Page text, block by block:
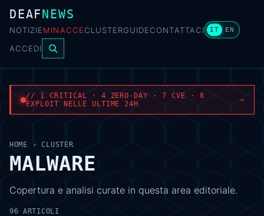
DEAFNEWS
NOTIZIEMINACCECLUSTERGUIDECONTATTACI IT EN
ACCEDI
// 1 CRITICAL · 4 ZERO-DAY · 7 CVE · 8
EXPLOIT NELLE ULTIME 24H
→
HOME › CLUSTER
MALWARE
Copertura e analisi curate in questa area editoriale.
96 ARTICOLI